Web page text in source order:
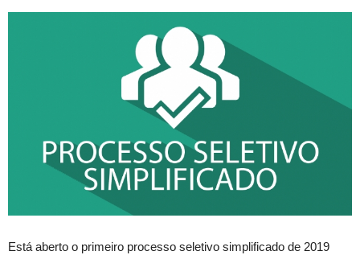
Está aberto o primeiro processo seletivo simplificado de 2019